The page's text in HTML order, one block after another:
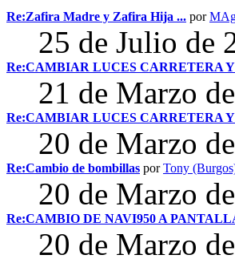
Re:Zafira Madre y Zafira Hija ... por
25 de Julio de
Re:CAMBIAR LUCES CARRETERA
21 de Marzo
Re:CAMBIAR LUCES CARRETERA
20 de Marzo
Re:Cambio de bombillas porTony
20 de Marzo
Re:CAMBIO DE NAVI950 A
20 de Marzo